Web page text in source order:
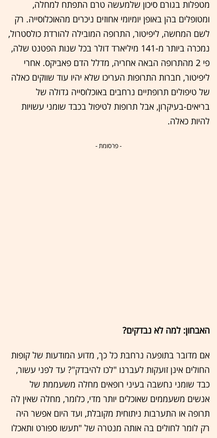
מטפלות בגורם סיכון שלמעשה טרם התפתח למחלה,
ומטופלים בהן באופן יומיומי אחוזים ניכרים מהאוכלוסייה. רק
לשם המחשה, ליפיטור, התרופה המובילה להורדת כולסטרול,
נמכרה ביותר מ-141 מיליארד דולר בכל שנות הפטנט שלה,
פי 2 מהתרופה הבאה אחריה, מדלל הדם פאביקס. אחרי
ליפיטור, חברות התרופות העריכו שלא יהיו עוד שווקים כאלה
של טיפולים תרופתיים נרחבים באוכלוסייה גדולה של
בריאים-בעיקרון, אבל תרופות לטיפול בכבד שומני עשויות
להיות כאלה.
- פרסומת -
האבחון: למה לא נבדקים?
אם מדובר בתופעה נרחבת כל כך, מדוע המודעות של קופות
החולים אינן זועקות לעברנו "לכו להיבדק"? עד לפני עשור,
כבד שומני נחשבה בעיני רופאים מחלה משעממת של
אנשים משעממים שאוכלים יותר מדי, כלומר, מחלה שאין לה
תרופה או התערבות ניתוחית מקובלת, ועד היום אפשר היה
רק לומר לחולים בה אותה מנטרה של "תעשו ספורט ותאכלו